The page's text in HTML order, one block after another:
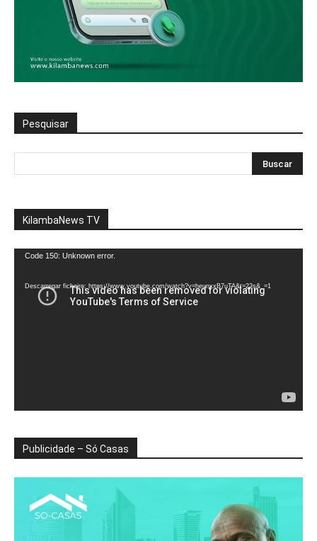
Pesquisar
KilambaNews TV
Reprodutor
vídeo
Code 150: Unknown error.
Descarregar ficheiro: https://www.youtube.com/watch?v=heunxxB7uTA&t=22s&_=1
Publicidade – Só Casas